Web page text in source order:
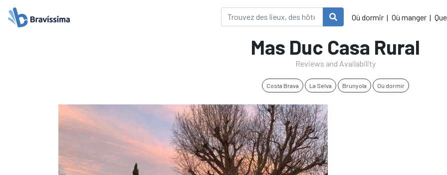
Où dormir Où manger
Mas Duc Casa Rural
Reviews and Availability
Costa Brava La Selva Brunyola Où dormir